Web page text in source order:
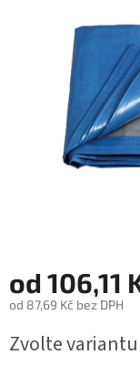
hvězdiček.
od 106,11
od 87,69 Kč bez DPH
cena:
Zvolte variantu